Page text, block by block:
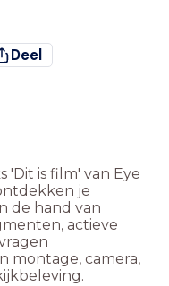
Deel
'Dit is film' van Eye
je
de hand van
actieve
montage, camera,